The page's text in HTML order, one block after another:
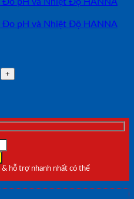
hỗ trợ nhanh nhất có thể